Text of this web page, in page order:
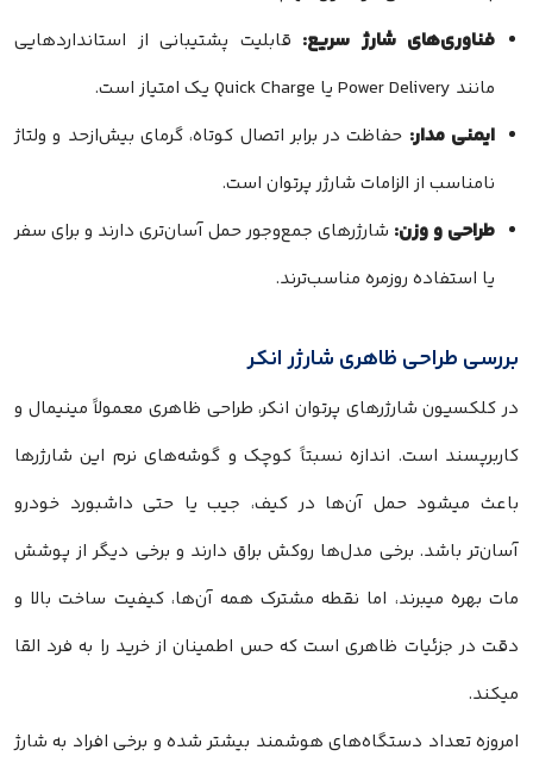
فناوری‌های شارژ سریع: قابلیت پشتیبانی از استانداردهایی
مانند Power Delivery یا Quick Charge یک امتیاز است.
ایمنی مدار: حفاظت در برابر اتصال کوتاه، گرمای بیش‌ازحد و ولتاژ
نامناسب از الزامات شارژر پرتوان است.
طراحی و وزن: شارژرهای جمع‌وجور حمل آسان‌تری دارند و برای سفر
یا استفاده روزمره مناسب‌ترند.
بررسی طراحی ظاهری شارژر انکر
در کلکسیون شارژرهای پرتوان انکر، طراحی ظاهری معمولاً مینیمال و
کاربرپسند است. اندازه نسبتاً کوچک و گوشه‌های نرم این شارژرها
باعث میشود حمل آن‌ها در کیف، جیب یا حتی داشبورد خودرو
آسان‌تر باشد. برخی مدل‌ها روکش براق دارند و برخی دیگر از پوشش
مات بهره میبرند، اما نقطه مشترک همه آن‌ها، کیفیت ساخت بالا و
دقت در جزئیات ظاهری است که حس اطمینان از خرید را به فرد القا
میکند.
امروزه تعداد دستگاه‌های هوشمند بیشتر شده و برخی افراد به شارژ